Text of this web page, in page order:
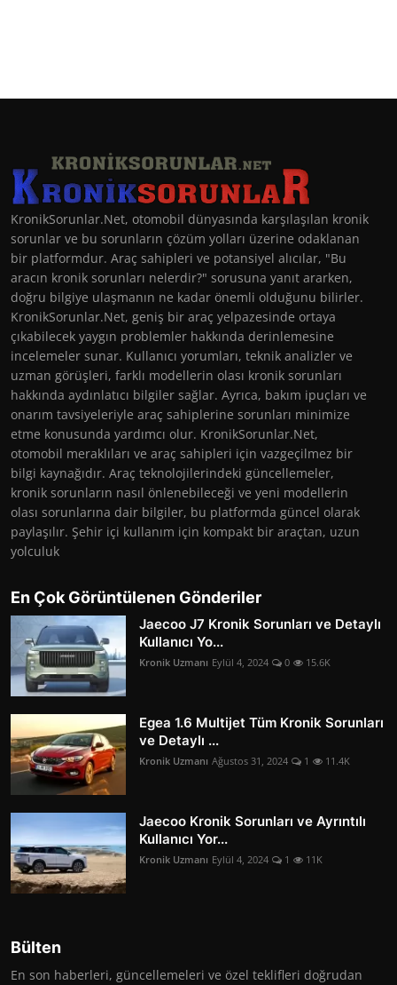
KronikSorunlar.Net, otomobil dünyasında karşılaşılan kronik
sorunlar ve bu sorunların çözüm yolları üzerine odaklanan
bir platformdur. Araç sahipleri ve potansiyel alıcılar, "Bu
aracın kronik sorunları nelerdir?" sorusuna yanıt ararken,
doğru bilgiye ulaşmanın ne kadar önemli olduğunu bilirler.
KronikSorunlar.Net, geniş bir araç yelpazesinde ortaya
çıkabilecek yaygın problemler hakkında derinlemesine
incelemeler sunar. Kullanıcı yorumları, teknik analizler ve
uzman görüşleri, farklı modellerin olası kronik sorunları
hakkında aydınlatıcı bilgiler sağlar. Ayrıca, bakım ipuçları ve
onarım tavsiyeleriyle araç sahiplerine sorunları minimize
etme konusunda yardımcı olur. KronikSorunlar.Net,
otomobil meraklıları ve araç sahipleri için vazgeçilmez bir
bilgi kaynağıdır. Araç teknolojilerindeki güncellemeler,
kronik sorunların nasıl önlenebileceği ve yeni modellerin
olası sorunlarına dair bilgiler, bu platformda güncel olarak
paylaşılır. Şehir içi kullanım için kompakt bir araçtan, uzun
yolculuk
En Çok Görüntülenen Gönderiler
Jaecoo J7 Kronik Sorunları ve Detaylı
Kullanıcı Yo...
Kronik Uzmanı Eylül 4, 2024 0 15.6K
Egea 1.6 Multijet Tüm Kronik Sorunları
ve Detaylı ...
Kronik Uzmanı Ağustos 31, 2024 1 11.4K
Jaecoo Kronik Sorunları ve Ayrıntılı
Kullanıcı Yor...
Kronik Uzmanı Eylül 4, 2024 1 11K
Bülten
En son haberleri, güncellemeleri ve özel teklifleri doğrudan